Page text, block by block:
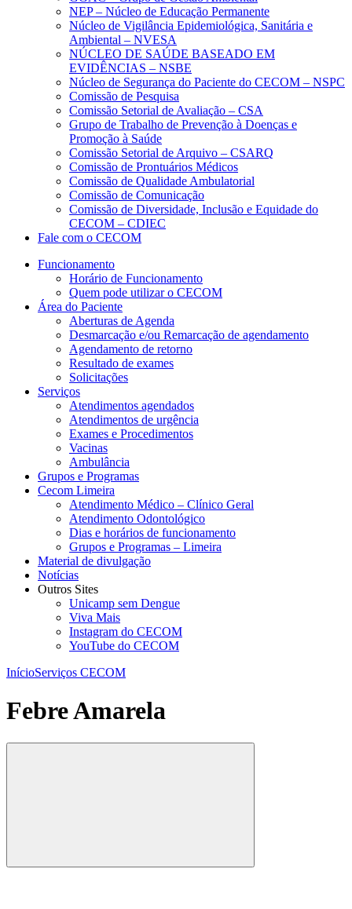
NEP – Núcleo de Educação Permanente
Núcleo de Vigilância Epidemiológica, Sanitária e
Ambiental – NVESA
NÚCLEO DE SAÚDE BASEADO EM
EVIDÊNCIAS – NSBE
Núcleo de Segurança do Paciente do CECOM – NSPC
Comissão de Pesquisa
Comissão Setorial de Avaliação – CSA
Grupo de Trabalho de Prevenção à Doenças e
Promoção à Saúde
Comissão Setorial de Arquivo – CSARQ
Comissão de Prontuários Médicos
Comissão de Qualidade Ambulatorial
Comissão de Comunicação
Comissão de Diversidade, Inclusão e Equidade do
CECOM – CDIEC
Fale com o CECOM
Funcionamento
Horário de Funcionamento
Quem pode utilizar o CECOM
Área do Paciente
Aberturas de Agenda
Desmarcação e/ou Remarcação de agendamento
Agendamento de retorno
Resultado de exames
Solicitações
Serviços
Atendimentos agendados
Atendimentos de urgência
Exames e Procedimentos
Vacinas
Ambulância
Grupos e Programas
Cecom Limeira
Atendimento Médico – Clínico Geral
Atendimento Odontológico
Dias e horários de funcionamento
Grupos e Programas – Limeira
Material de divulgação
Notícias
Outros Sites
Unicamp sem Dengue
Viva Mais
Instagram do CECOM
YouTube do CECOM
InícioServiços CECOM
Febre Amarela
Compartilhar